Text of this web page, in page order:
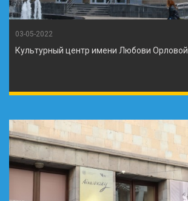
03-05-2022
Культурный центр имени Любови Орловой